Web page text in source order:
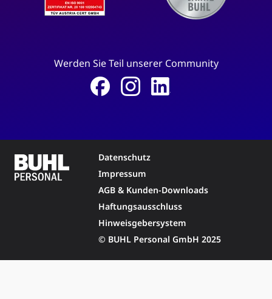
Werden Sie Teil unserer Community
Datenschutz
Impressum
AGB & Kunden-Downloads
Haftungsausschluss
Hinweisgebersystem
© BUHL Personal GmbH 2025